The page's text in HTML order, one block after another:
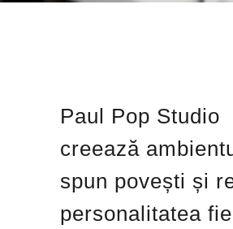
Paul Pop Studio
creează
spun povești și
personalitatea